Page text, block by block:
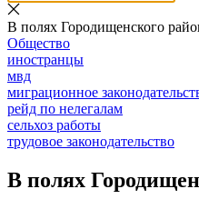
В полях Городищенского
Общество
иностранцы
мвд
миграционное
рейд по нелегалам
сельхоз работы
трудовое законодательство
В полях